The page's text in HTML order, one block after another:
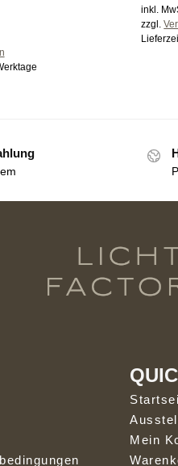
inkl.
zzgl.
Mein